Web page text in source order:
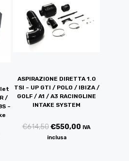
/
–
ASPIRAZIONE DIRETTA 1.0
TSI – UP GTI / POLO / IBIZA /
GOLF / A1 / A3 RACINGLINE
INTAKE SYSTEM
€614,50€550,00 IVA
inclusa